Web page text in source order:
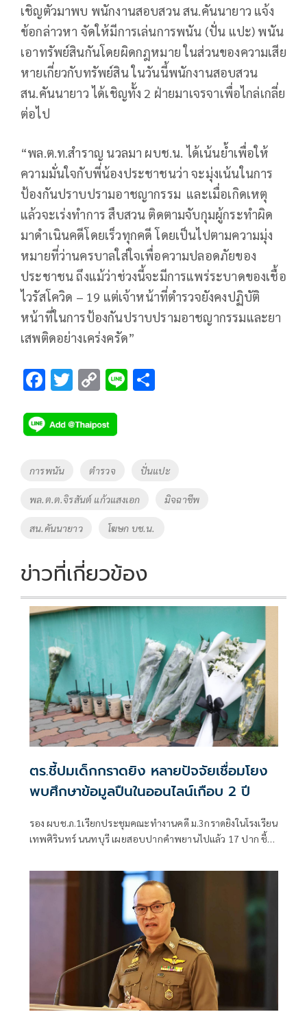
เชิญตัวมาพบ พนักงานสอบสวน สน.คันนายาว แจ้ง
ข้อกล่าวหา จัดให้มีการเล่นการพนัน (ปั่น แปะ) พนัน
เอาทรัพย์สินกันโดยผิดกฎหมาย ในส่วนของความเสีย
หายเกี่ยวกับทรัพย์สิน ในวันนี้พนักงานสอบสวน
สน.คันนายาว ได้เชิญทั้ง 2 ฝ่ายมาเจรจาเพื่อไกล่เกลี่ย
ต่อไป
“พล.ต.ท.สำราญ นวลมา ผบช.น. ได้เน้นย้ำเพื่อให้
ความมั่นใจกับพี่น้องประชาชนว่า จะมุ่งเน้นในการ
ป้องกันปราบปรามอาชญากรรม และเมื่อเกิดเหตุ
แล้วจะเร่งทำการ สืบสวน ติดตามจับกุมผู้กระทำผิด
มาดำเนินคดีโดยเร็วทุกคดี โดยเป็นไปตามความมุ่ง
หมายที่ว่านครบาลใส่ใจเพื่อความปลอดภัยของ
ประชาชน ถึงแม้ว่าช่วงนี้จะมีการแพร่ระบาดของเชื้อ
ไวรัสโควิด – 19 แต่เจ้าหน้าที่ตำรวจยังคงปฏิบัติ
หน้าที่ในการป้องกันปราบปรามอาชญากรรมและยา
เสพติดอย่างเคร่งครัด”
F
e
b
o
o
k
T
tt
er
C
p
y
Li
n
k
Li
Tags
การพนัน ตำรวจ ปั่นแปะ
พล.ต.ต.จิรสันต์ แก้วแสงเอก มิจฉาชีพ
สน.คันนายาว โฆษก บช.น.
ข่าวที่เกี่ยวข้อง
ตร.ชี้ปมเด็กกราดยิง หลายปัจจัยเชื่อมโยง
พบศึกษาข้อมูลปืนในออนไลน์เกือบ 2 ปี
รอง ผบช.ภ.1เรียกประชุมคณะทำงานคดี ม.3กราดยิงในโรงเรียน
เทพศิรินทร์ นนทบุรี เผยสอบปากคำพยานไปแล้ว 17 ปาก ชี้
เพื่อน เสพสื่อโซเชียล พบเคยสั่งซื้อปืนบีบีกันทางออนไลน์มา
โรงเรียนแต่ถูกครูยึด เร่งตรวจสอบมือถือ-คอมพิวเตอร์ โยงเหตุ